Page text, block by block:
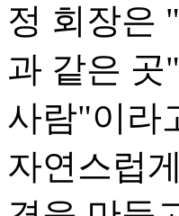
정 회장은
과 같은
사람"이라
자연스럽